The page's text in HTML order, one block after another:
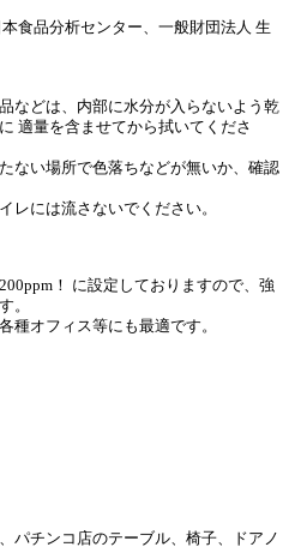
食品分析センター、一般財団法人 生
などは、内部に水分が入らないよう乾
適量を含ませてから拭いてくださ
ない場所で色落ちなどが無いか、確認
レには流さないでください。
！ に設定しておりますので、強
。
種オフィス等にも最適です。
パチンコ店のテーブル、椅子、ドアノ